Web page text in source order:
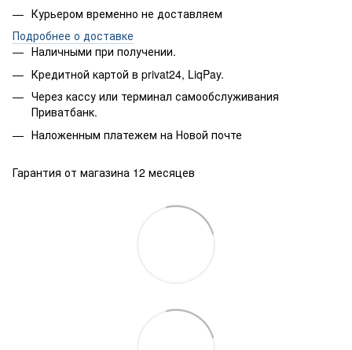
Курьером временно не доставляем
Подробнее о доставке
Наличными при получении.
Кредитной картой в privat24, LiqPay.
Через кассу или терминал самообслуживания
Приватбанк.
Наложенным платежем на Новой почте
Гарантия от магазина 12 месяцев